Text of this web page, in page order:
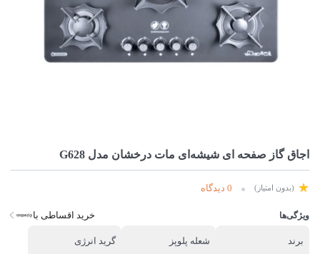
اجاق گاز صفحه ای شیشه‌ای مات درخشان مدل G628
(بدون امتیاز) 0 دیدگاه
ویژگی‌ها خرید اقساطی با
برند
شعله پلوپز
گرید انرژی